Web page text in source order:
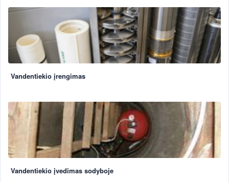
Vandentiekio įrengimas
Vandentiekio įvedimas sodyboje